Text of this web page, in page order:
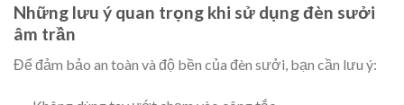
Những lưu ý quan trọng khi sử dụng đèn sưởi
âm trần
Để đảm bảo an toàn và độ bền của đèn sưởi, bạn cần lưu ý: